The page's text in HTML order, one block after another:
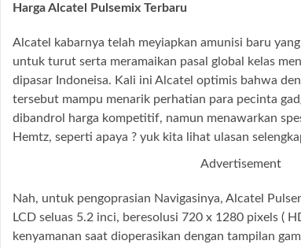
Harga Alcatel Pulsemix Terbaru
Alcatel kabarnya telah meyiapkan amunisi baru
untuk turut serta meramaikan pasal global kelas
dipasar Indoneisa. Kali ini Alcatel optimis bahwa
tersebut mampu menarik perhatian para pecinta
dibandrol harga kompetitif, namun menawarkan
Hemtz, seperti apaya ? yuk kita lihat ulasan
Advertisement
Nah, untuk pengoprasian Navigasinya, Alcatel
LCD seluas 5.2 inci, beresolusi 720 x 1280 pixels (
kenyamanan saat dioperasikan dengan tampilan